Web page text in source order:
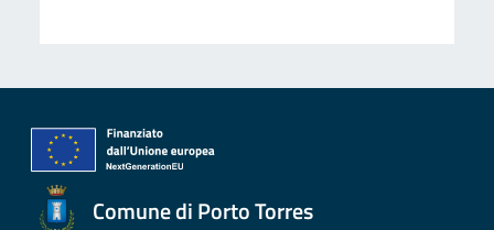
Comune di Porto Torres